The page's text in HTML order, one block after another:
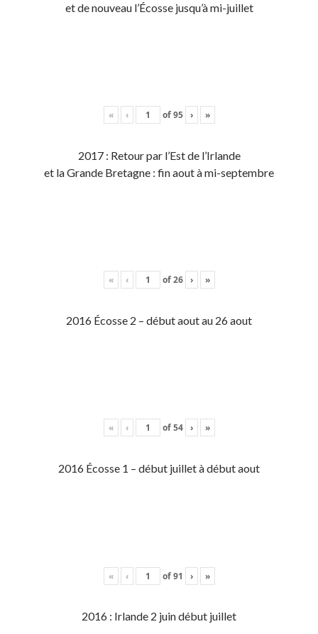
et de nouveau l’Écosse jusqu’à mi-juillet
« ‹ of95 › »
2017 : Retour par l’Est de l’Irlande
et la Grande Bretagne : fin aout à mi-septembre
« ‹ of26 › »
2016 Écosse 2 – début aout au 26 aout
« ‹ of54 › »
2016 Écosse 1 – début juillet à début aout
« ‹ of91 › »
2016 : Irlande 2 juin début juillet